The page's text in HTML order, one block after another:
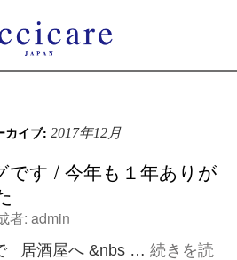
カイブ: 2017年12月
です / 今年も１年ありが
者: admin
居酒屋へ &nbs … 続きを読